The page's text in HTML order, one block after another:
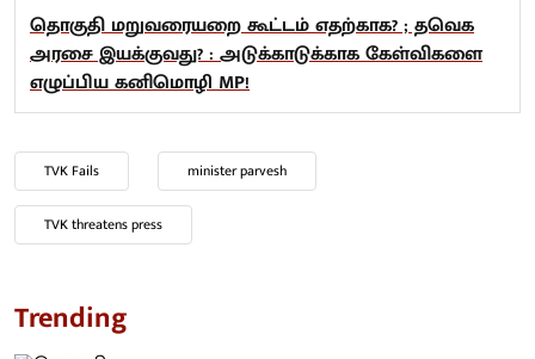
தொகுதி மறுவரையறை கூட்டம் எதற்காக? ; தவெக
அரசை இயக்குவது? : அடுக்காடுக்காக கேள்விகளை
எழுப்பிய கனிமொழி MP!
TVK Fails minister parvesh
TVK threatens press
Trending